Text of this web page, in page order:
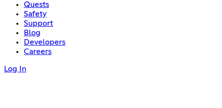
Quests
Safety
Support
Blog
Developers
Careers
Log In